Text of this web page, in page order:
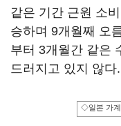
같은 기간 근원 소
승하며 9개월째 오
부터 3개월간 같은
드러지고 있지 않다.
◇일본 가계